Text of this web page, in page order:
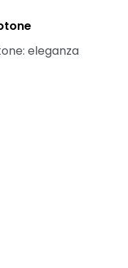
eleganza